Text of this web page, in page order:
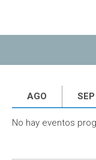
AGO SEP
No hay eventos